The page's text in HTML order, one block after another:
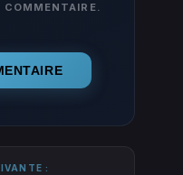
COMMENTAIRE.
: